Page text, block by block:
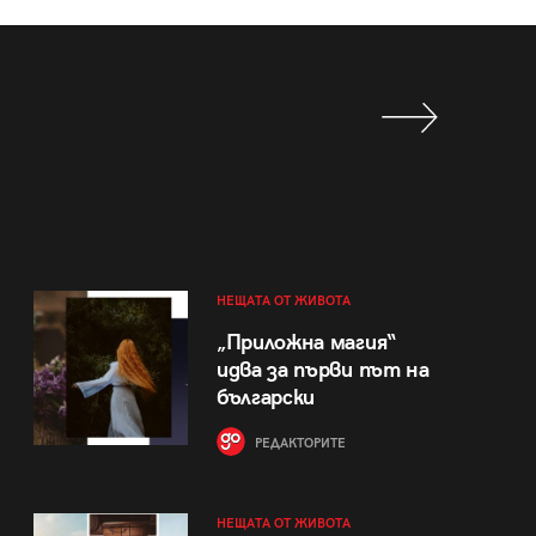
НЕЩАТА ОТ ЖИВОТА
„Приложна магия“
идва за първи път на
български
РЕДАКТОРИТЕ
НЕЩАТА ОТ ЖИВОТА